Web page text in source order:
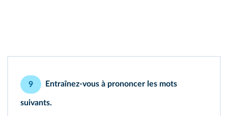
9 Entraînez‑vous à prononcer les mots
suivants.